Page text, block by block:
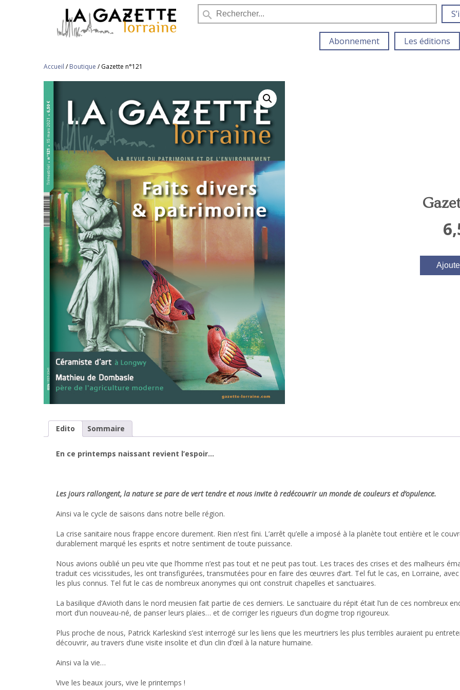
search
Abonnement Les éditions
Accueil /Boutique /Gazette n°121
Edito Sommaire
En ce printemps naissant revient l’espoir…
Les jours rallongent, la nature se pare de vert tendre et nous invite à redécouvrir un monde de couleurs et d’opulence.
Ainsi va le cycle de saisons dans notre belle région.
La crise sanitaire nous frappe encore durement. Rien n’est fini. L’arrêt qu’elle a imposé à la planète tout entière et le
durablement marqué les esprits et notre sentiment de toute puissance.
Nous avions oublié un peu vite que l’homme n’est pas tout et ne peut pas tout. Les traces des crises et des malheurs
traduit ces vicissitudes, les ont transfigurées, transmutées pour en faire des œuvres d’art. Tel fut le cas, en Lorraine,
les plus connus. Tel fut le cas de nombreux anonymes qui ont construit chapelles et sanctuaires.
La basilique d’Avioth dans le nord meusien fait partie de ces derniers. Le sanctuaire du répit était l’un de ces nombreux
mort d’un nouveau-né, de panser leurs plaies… et de corriger les rigueurs d’un dogme trop rigoureux.
Plus proche de nous, Patrick Karleskind s’est interrogé sur les liens que les meurtriers les plus terribles auraient pu
découvrir, au travers d’une visite insolite et d’un clin d’œil à la nature humaine.
Ainsi va la vie…
Vive les beaux jours, vive le printemps !